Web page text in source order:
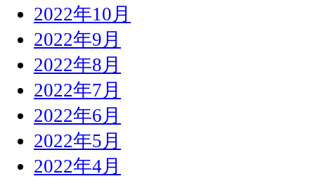
2022年10月
2022年9月
2022年8月
2022年7月
2022年6月
2022年5月
2022年4月